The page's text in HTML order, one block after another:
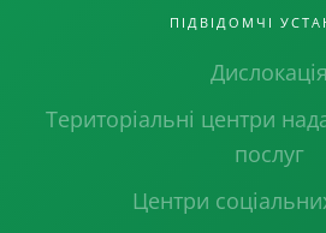
ПІДВІДОМЧІ
Дислокація
Територіальні центри
послуг
Центри